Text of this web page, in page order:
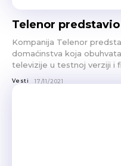
Telenor
Kompanija Telenor
domaćinstva koja
Vesti 17/11/2021